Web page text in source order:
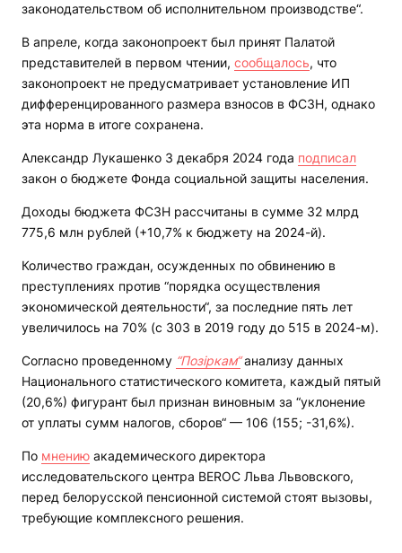
законодательством об исполнительном производстве“.
В апреле, когда законопроект был принят Палатой
представителей в первом чтении, сообщалось, что
законопроект не предусматривает установление ИП
дифференцированного размера взносов в ФСЗН, однако
эта норма в итоге сохранена.
Александр Лукашенко 3 декабря 2024 года подписал
закон о бюджете Фонда социальной защиты населения.
Доходы бюджета ФСЗН рассчитаны в сумме 32 млрд
775,6 млн рублей (+10,7% к бюджету на 2024-й).
Количество граждан, осужденных по обвинению в
преступлениях против “порядка осуществления
экономической деятельности“, за последние пять лет
увеличилось на 70% (с 303 в 2019 году до 515 в 2024-м).
Согласно проведенному “Позіркам“анализу данных
Национального статистического комитета, каждый пятый
(20,6%) фигурант был признан виновным за “уклонение
от уплаты сумм налогов, сборов“ — 106 (155; -31,6%).
По мнению академического директора
исследовательского центра BEROC Льва Львовского,
перед белорусской пенсионной системой стоят вызовы,
требующие комплексного решения.